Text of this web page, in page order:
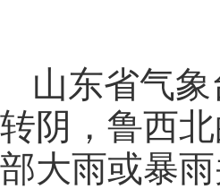
山东省气
转阴，鲁西
部大雨或暴